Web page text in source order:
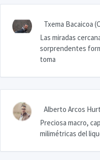
Txema Bacaicoa
Las miradas
sorprendentes
toma
Alberto Arcos
Preciosa macro,
milimétricas del